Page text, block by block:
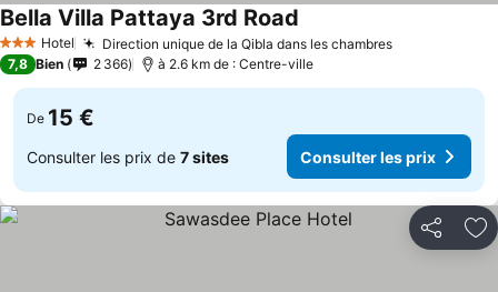
3 ÉtoilesHotel Direction unique de la Qibla dans les chambres
Bella Villa Pattaya 3rd Road
7,8 Bien 2 366 à 2.6 km de : Centre-ville
De 15 €
Consulter les prix de 7 sites Consulter les prix
Partager